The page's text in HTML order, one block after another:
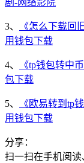
剧-网络影院
3、
《怎么下载回
用钱包下载
4、
《tp钱包转中
包下载
5、
《欧易转到tp
用钱包下载
分享：
扫一扫在手机阅